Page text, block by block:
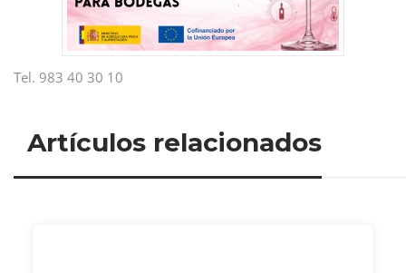
Tel. 983 40 30 10
Artículos relacionados